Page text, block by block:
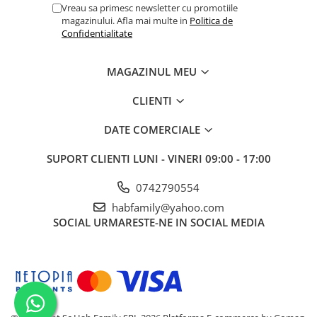
Masini de spalat vase incorporabile
Masini de spalat vase
Motoburghiu/Foreza pamant
Pompe de stropit
Semanatoare,Plantatoare
Aspiratoare
Suflante Frunze
Vreau sa primesc newsletter cu promotiile
magazinului. Afla mai multe in Politica de
Confidentialitate
MAGAZINUL MEU
CLIENTI
DATE COMERCIALE
SUPORT CLIENTI LUNI - VINERI 09:00 - 17:00
0742790554
habfamily@yahoo.com
SOCIAL URMARESTE-NE IN SOCIAL MEDIA